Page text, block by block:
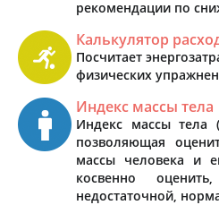
рекомендации по
Калькулятор
Посчитает
физических
Индекс массы тела
Индекс массы тела
позволяющая
массы человека и
косвенно
недостаточной,